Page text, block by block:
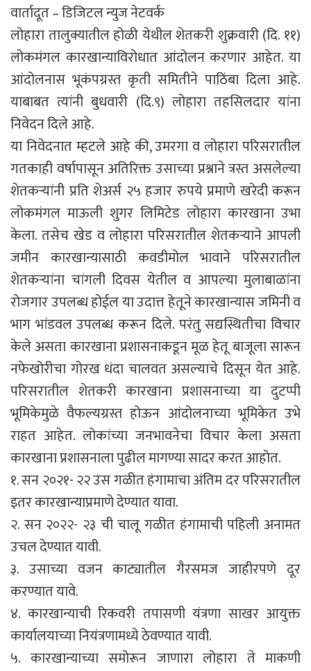
वार्तादूत – डिजिटल न्युज नेटवर्क
लोहारा तालुक्यातील होळी येथील शेतकरी शुक्रवारी (दि. ११)
लोकमंगल कारखान्याविरोधात आंदोलन करणार आहेत. या
आंदोलनास भूकंपग्रस्त कृती समितीने पाठिंबा दिला आहे.
याबाबत त्यांनी बुधवारी (दि.९) लोहारा तहसिलदार यांना
निवेदन दिले आहे.
या निवेदनात म्हटले आहे की, उमरगा व लोहारा परिसरातील
गतकाही वर्षापासून अतिरिक्त उसाच्या प्रश्नाने त्रस्त असलेल्या
शेतकऱ्यांनी प्रति शेअर्स २५ हजार रुपये प्रमाणे खरेदी करून
लोकमंगल माऊली शुगर लिमिटेड लोहारा कारखाना उभा
केला. तसेच खेड व लोहारा परिसरातील शेतकऱ्याने आपली
जमीन कारखान्यासाठी कवडीमोल भावाने परिसरातील
शेतकऱ्यांना चांगली दिवस येतील व आपल्या मुलाबाळांना
रोजगार उपलब्ध होईल या उदात्त हेतूने कारखान्यास जमिनी व
भाग भांडवल उपलब्ध करून दिले. परंतु सद्यस्थितीचा विचार
केले असता कारखाना प्रशासनाकडून मूळ हेतू बाजूला सारून
नफेखोरीचा गोरख धंदा चालवत असल्याचे दिसून येत आहे.
परिसरातील शेतकरी कारखाना प्रशासनाच्या या दुटप्पी
भूमिकेमुळे वैफल्यग्रस्त होऊन आंदोलनाच्या भूमिकेत उभे
राहत आहेत. लोकांच्या जनभावनेचा विचार केला असता
कारखाना प्रशासनाला पुढील मागण्या सादर करत आहोत.
१. सन २०२१- २२ उस गळीत हंगामाचा अंतिम दर परिसरातील
इतर कारखान्याप्रमाणे देण्यात यावा.
२. सन २०२२- २३ ची चालू गळीत हंगामाची पहिली अनामत
उचल देण्यात यावी.
३. उसाच्या वजन काट्यातील गैरसमज जाहीरपणे दूर
करण्यात यावे.
४. कारखान्याची रिकवरी तपासणी यंत्रणा साखर आयुक्त
कार्यालयाच्या नियंत्रणामध्ये ठेवण्यात यावी.
५. कारखान्याच्या समोरून जाणारा लोहारा ते माकणी